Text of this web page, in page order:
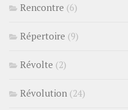
Rencontre (6)
Répertoire (9)
Révolte (2)
Révolution (24)